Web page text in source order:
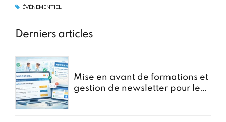
ÉVÉNEMENTIEL
Derniers articles
Mise en avant de formations et
gestion de newsletter pour le